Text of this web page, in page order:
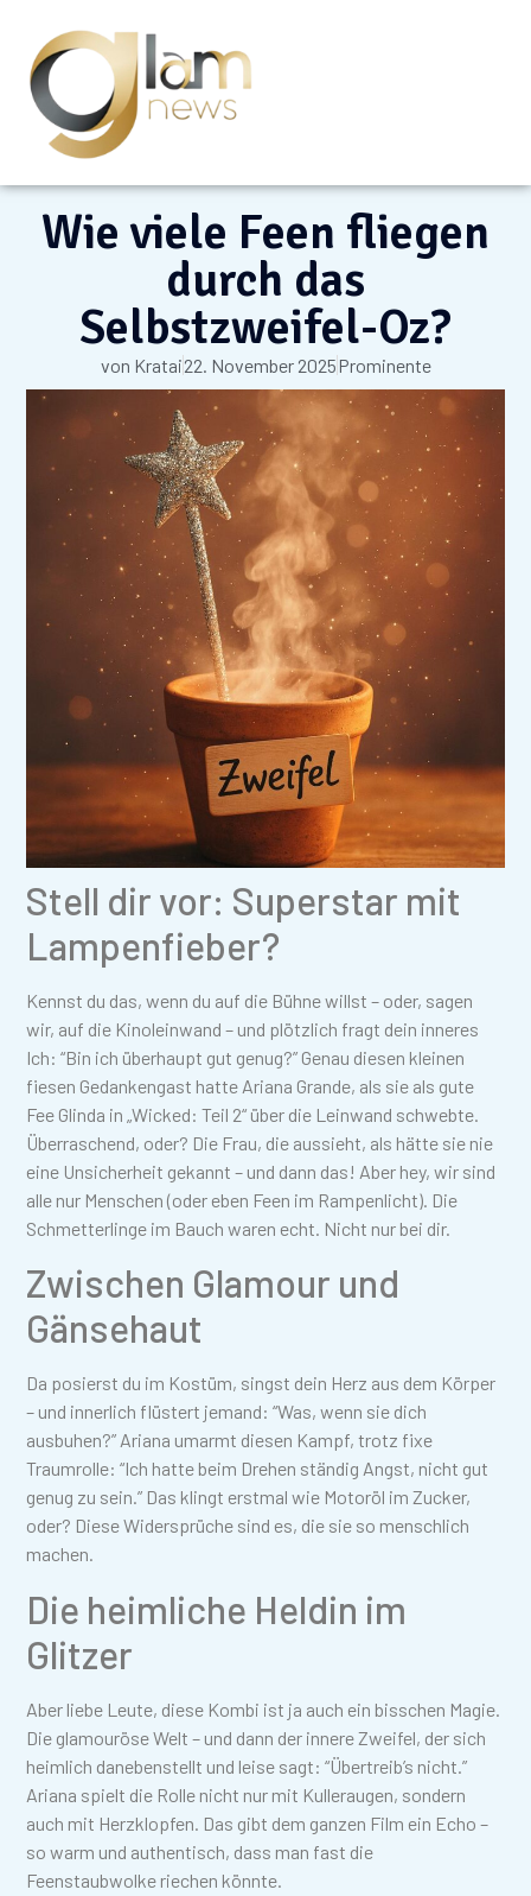
Wie viele Feen fliegen
durch das
Selbstzweifel-Oz?
von Kratai22. November 2025Prominente
Stell dir vor: Superstar mit
Lampenfieber?
Kennst du das, wenn du auf die Bühne willst – oder, sagen
wir, auf die Kinoleinwand – und plötzlich fragt dein inneres
Ich: “Bin ich überhaupt gut genug?” Genau diesen kleinen
fiesen Gedankengast hatte Ariana Grande, als sie als gute
Fee Glinda in „Wicked: Teil 2“ über die Leinwand schwebte.
Überraschend, oder? Die Frau, die aussieht, als hätte sie nie
eine Unsicherheit gekannt – und dann das! Aber hey, wir sind
alle nur Menschen (oder eben Feen im Rampenlicht). Die
Schmetterlinge im Bauch waren echt. Nicht nur bei dir.
Zwischen Glamour und
Gänsehaut
Da posierst du im Kostüm, singst dein Herz aus dem Körper
– und innerlich flüstert jemand: “Was, wenn sie dich
ausbuhen?” Ariana umarmt diesen Kampf, trotz fixe
Traumrolle: “Ich hatte beim Drehen ständig Angst, nicht gut
genug zu sein.” Das klingt erstmal wie Motoröl im Zucker,
oder? Diese Widersprüche sind es, die sie so menschlich
machen.
Die heimliche Heldin im
Glitzer
Aber liebe Leute, diese Kombi ist ja auch ein bisschen Magie.
Die glamouröse Welt – und dann der innere Zweifel, der sich
heimlich danebenstellt und leise sagt: “Übertreib’s nicht.”
Ariana spielt die Rolle nicht nur mit Kulleraugen, sondern
auch mit Herzklopfen. Das gibt dem ganzen Film ein Echo –
so warm und authentisch, dass man fast die
Feenstaubwolke riechen könnte.